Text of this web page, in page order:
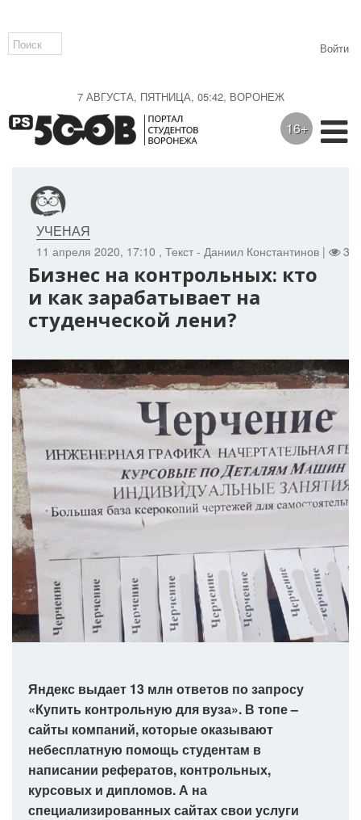
7 АВГУСТА, ПЯТНИЦА, 05:42, ВОРОНЕЖ
Войти
16+
11 апреля 2020, 17:10 , Текст - Даниил Константинов |
УЧЕНАЯ
Бизнес на контрольных: кто
и как зарабатывает на
студенческой лени?
Яндекс выдает 13 млн ответов по запросу
«Купить контрольную для вуза». В топе –
сайты компаний, которые оказывают
небесплатную помощь студентам в
написании рефератов, контрольных,
курсовых и дипломов. А на
специализированных сайтах свои услуги